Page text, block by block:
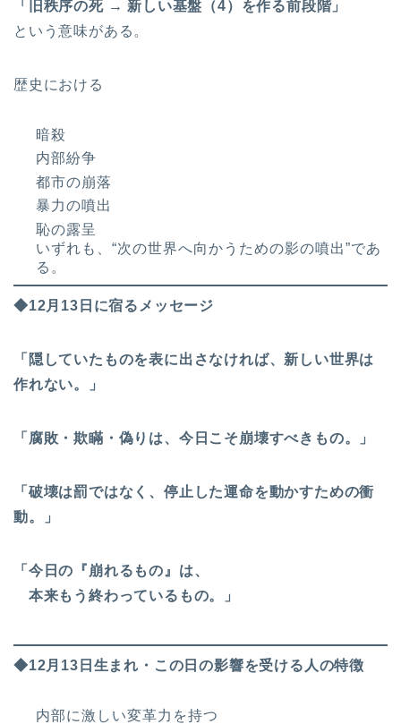
「旧秩序の死 → 新しい基盤（4）を作る前段階」
という意味がある。
歴史における
暗殺
内部紛争
都市の崩落
暴力の噴出
恥の露呈
いずれも、“次の世界へ向かうための影の噴出”であ
る。
◆12月13日に宿るメッセージ
「隠していたものを表に出さなければ、新しい世界は
作れない。」
「腐敗・欺瞞・偽りは、今日こそ崩壊すべきもの。」
「破壊は罰ではなく、停止した運命を動かすための衝
動。」
「今日の『崩れるもの』は、
本来もう終わっているもの。」
◆12月13日生まれ・この日の影響を受ける人の特徴
内部に激しい変革力を持つ